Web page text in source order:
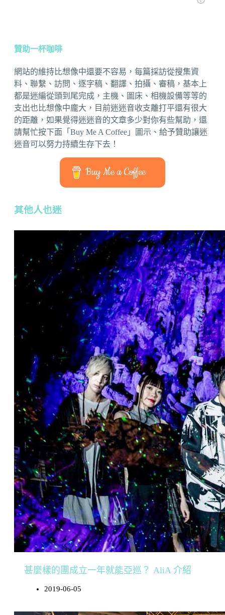
贊助一杯咖啡
網站的維持比想像中還要不容易，每篇採訪從搜集資
料、聯繫、訪問、逐字稿、翻譯、拍攝、審稿，基本上
都是迷編從頭到尾完成，主機、圖床、相機設備等等的
支出也比想像中龐大，目前迷迷音收支離打平還有很大
的距離，如果覺得迷迷音的文章多少對你有些幫助，還
請幫忙按下面「Buy Me A Coffee」圖示、給予贊助讓迷
迷音可以努力持續生存下去！
Buy Me a Coffee
其他人也迷
甚麼樣的團成立一年就能亞巡？ AliA 介紹
2019-06-05